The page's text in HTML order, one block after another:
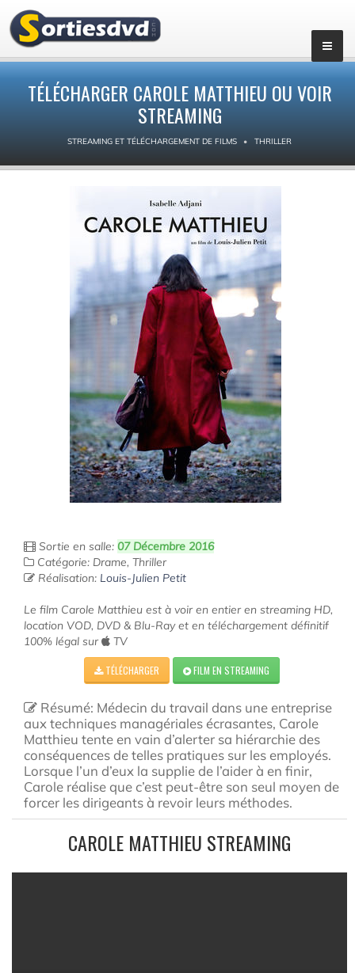
TÉLÉCHARGER CAROLE MATTHIEU OU VOIR
STREAMING
STREAMING ET TÉLÉCHARGEMENT DE FILMS THRILLER
Sortie en salle: 07 Décembre 2016
Catégorie: Drame, Thriller
Réalisation: Louis-Julien Petit
Le film Carole Matthieu est à voir en entier en streaming HD,
location VOD, DVD & Blu-Ray et en téléchargement définitif
100% légal sur
TV
TÉLÉCHARGER FILM EN STREAMING
Résumé: Médecin du travail dans une entreprise
aux techniques managériales écrasantes, Carole
Matthieu tente en vain d’alerter sa hiérarchie des
conséquences de telles pratiques sur les employés.
Lorsque l’un d’eux la supplie de l’aider à en finir,
Carole réalise que c’est peut-être son seul moyen de
forcer les dirigeants à revoir leurs méthodes.
CAROLE MATTHIEU STREAMING